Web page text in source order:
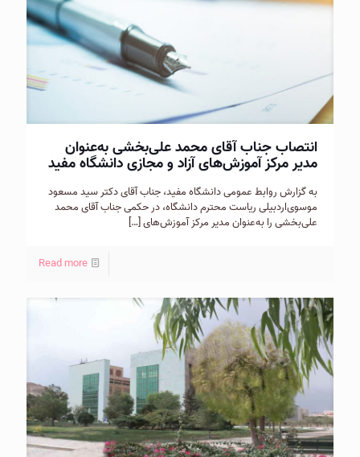
انتصاب جناب آقای محمد علی‌بخشی به‌عنوان
مدیر مرکز آموزش‌های آزاد و مجازی دانشگاه مفید
به گزارش روابط عمومی دانشگاه مفید، جناب آقای دکتر سید مسعود
موسوی‌اردبیلی ریاست محترم دانشگاه، در حکمی جناب آقای محمد
علی‌بخشی را به‌عنوان مدیر مرکز آموزش‌های[…]
Read more